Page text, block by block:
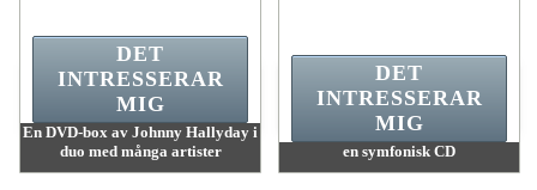
En DVD-box av Johnny Hallyday i
duo med många artister
DET
INTRESSERAR
MIG
en symfonisk CD
DET
INTRESSERAR
MIG